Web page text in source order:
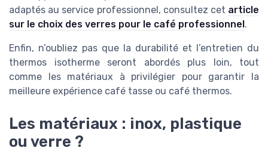
adaptés au service professionnel, consultez cet article
sur le choix des verres pour le café professionnel .
Enfin, n’oubliez pas que la durabilité et l’entretien du
thermos isotherme seront abordés plus loin, tout
comme les matériaux à privilégier pour garantir la
meilleure expérience café tasse ou café thermos.
Les matériaux : inox, plastique
ou verre ?